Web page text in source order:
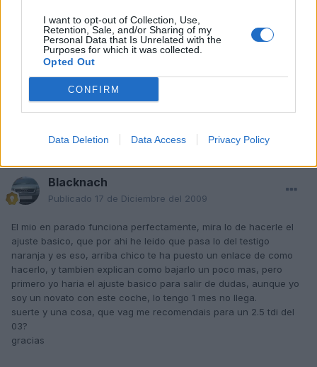
I want to opt-out of Collection, Use,
Retention, Sale, and/or Sharing of my
Personal Data that Is Unrelated with the
Purposes for which it was collected.
Opted Out
CONFIRM
Data Deletion Data Access Privacy Policy
manera con el Vag-Com de resetear o reiniciar el módulo 34 ó
módulo suspensión nivelante? Por donde empiezo a cambiar
cosas? Empiezo por la centralita ?(pero el caso es que en
marcha funciona correctamente y nivela Ok )....no se por donde
empezar...
Blacknach
Publicado 17 de Diciembre del 2009
El mio en parado funciona perfectamente, mira lo de hacerle el
ajuste basico, que por ahi he leido que pasa lo del testigo
naranja y es eso, arriba chico te ha puesto un enlace de como
hacerlo, y tambien explican como bajarlo un poco mas, pero
primero yo haria el ajuste basico para salir de dudas, aunque yo
soy un novato con este coche, lo tengo 1 mes no llega.
suerte y una cosa, que vag me recomendais para un 2.5 tdi del
03?
gracias